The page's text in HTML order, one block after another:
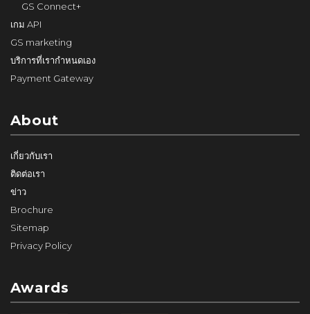
GS Connect+
เกม API
GS marketing
บริการที่เรากำหนดเอง
Payment Gateway
About
เกี่ยวกับเรา
ติดต่อเรา
ข่าว
Brochure
Sitemap
Privacy Policy
Awards